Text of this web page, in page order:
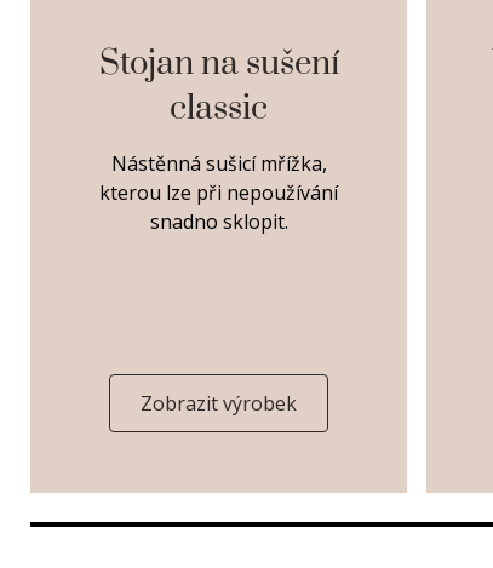
Stojan na sušení
classic
Nástěnná sušicí mřížka,
kterou lze při nepoužívání
snadno sklopit.
Zobrazit výrobek